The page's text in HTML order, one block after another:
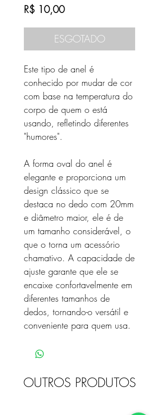
R$ 10,00Preço
ESGOTADO
Este tipo de anel é
conhecido por mudar de cor
com base na temperatura do
corpo de quem o está
usando, refletindo diferentes
"humores".
A forma oval do anel é
elegante e proporciona um
design clássico que se
destaca no dedo com 20mm
e diâmetro maior, ele é de
um tamanho considerável, o
que o torna um acessório
chamativo. A capacidade de
ajuste garante que ele se
encaixe confortavelmente em
diferentes tamanhos de
dedos, tornando-o versátil e
conveniente para quem usa.
OUTROS PRODUTOS